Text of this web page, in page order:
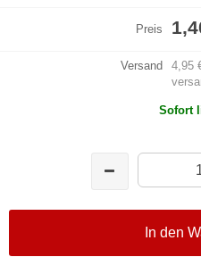
Preis
Versand
4,95
Sofort
In den